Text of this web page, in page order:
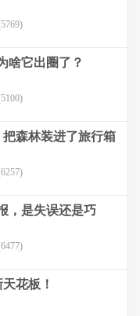
啥它出圈了？
森林装进了旅行箱
，是失误还是巧
花板！